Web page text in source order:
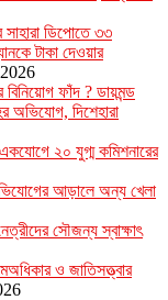
সাহারা ডিপোতে ৩৩
টাকা দেওয়ার
ফাঁদ ? ডায়মন্ড
অভিযোগ, দিশেহারা
২০ যুগ্ম কমিশনারের
আড়ালে অন্য খেলা
সৌজন্য স্বাক্ষাৎ
ও জাতিসত্ত্বার